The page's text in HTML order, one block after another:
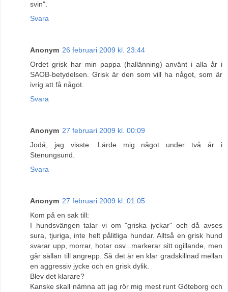
svin".
Svara
Anonym 26 februari 2009 kl. 23:44
Ordet grisk har min pappa (hallänning) använt i alla år i
SAOB-betydelsen. Grisk är den som vill ha något, som är
ivrig att få något.
Svara
Anonym 27 februari 2009 kl. 00:09
Jodå, jag visste. Lärde mig något under två år i
Stenungsund.
Svara
Anonym 27 februari 2009 kl. 01:05
Kom på en sak till:
I hundsvängen talar vi om "griska jyckar" och då avses
sura, tjuriga, inte helt pålitliga hundar. Alltså en grisk hund
svarar upp, morrar, hotar osv...markerar sitt ogillande, men
går sällan till angrepp. Så det är en klar gradskillnad mellan
en aggressiv jycke och en grisk dylik.
Blev det klarare?
Kanske skall nämna att jag rör mig mest runt Göteborg och